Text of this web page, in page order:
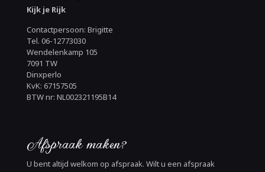
Kijk je Rijk
Contactpersoon: Brigitte
Tel. 06-12773030
Wendelenkamp 105
7091 TW
Dinxperlo
KvK: 67157505
BTW nr: NL002321195B14
Afspraak maken?
U bent altijd welkom op afspraak. Wilt u een afspraak